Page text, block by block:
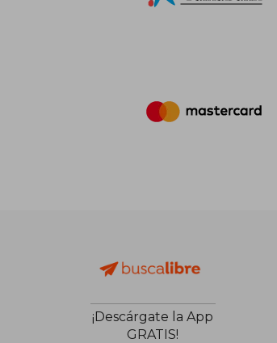
¡Descárgate la App
GRATIS!